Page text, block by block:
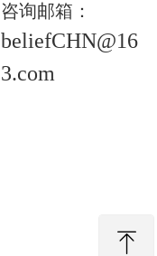
咨询邮箱：
beliefCHN@16
3.com
ꁸ